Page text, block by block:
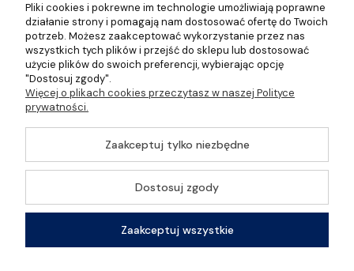
O nas
©2026 Wszelkie Prawa Zastrzeżone | Gastrosklep |
Wyposażenie gastronomii, restauracji oraz barów
Szablon Master byEcommercy
Pokaż pełną wersję strony
Sklep internetowy Shoper Premium
Pliki cookies i pokrewne im technologie umożliwiają poprawne
działanie strony i pomagają nam dostosować ofertę do Twoich
potrzeb. Możesz zaakceptować wykorzystanie przez nas
wszystkich tych plików i przejść do sklepu lub dostosować
użycie plików do swoich preferencji, wybierając opcję
"Dostosuj zgody".
Więcej o plikach cookies przeczytasz w naszej Polityce
prywatności.
Zaakceptuj tylko niezbędne
Dostosuj zgody
Zaakceptuj wszystkie